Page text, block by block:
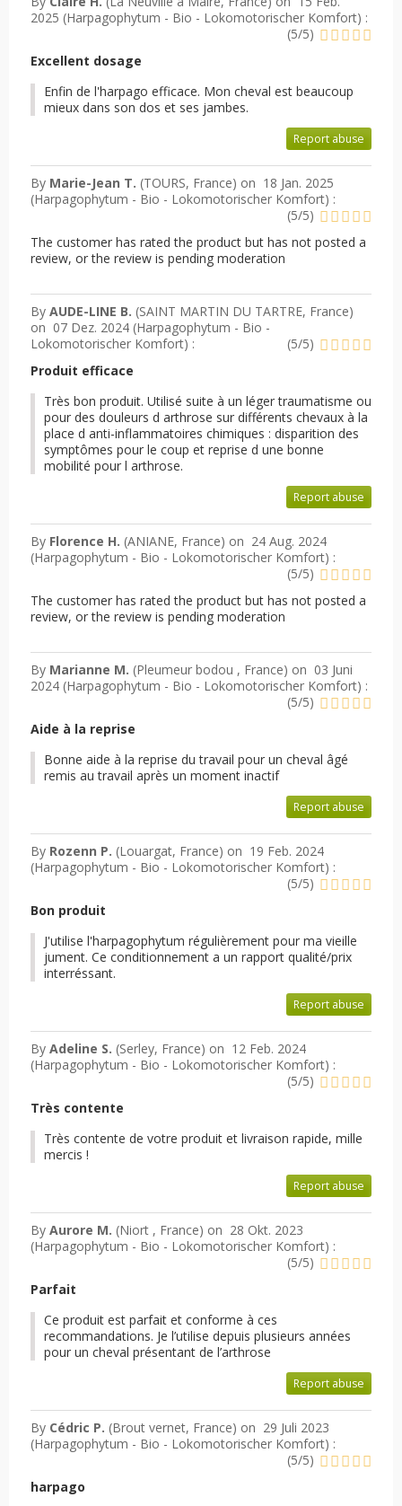
2025 (Harpagophytum - Bio - Lokomotorischer Komfort) :
(5/5)
Excellent dosage
Enfin de l'harpago efficace. Mon cheval est beaucoup
mieux dans son dos et ses jambes.
Report abuse
By Marie-Jean T. (TOURS, France) on 18 Jan. 2025
(Harpagophytum - Bio - Lokomotorischer Komfort) :
(5/5)
The customer has rated the product but has not posted a
review, or the review is pending moderation
By AUDE-LINE B. (SAINT MARTIN DU TARTRE, France)
on 07 Dez. 2024 (Harpagophytum - Bio -
Lokomotorischer Komfort) : (5/5)
Produit efficace
Très bon produit. Utilisé suite à un léger traumatisme ou
pour des douleurs d arthrose sur différents chevaux à la
place d anti-inflammatoires chimiques : disparition des
symptômes pour le coup et reprise d une bonne
mobilité pour l arthrose.
Report abuse
By Florence H. (ANIANE, France) on 24 Aug. 2024
(Harpagophytum - Bio - Lokomotorischer Komfort) :
(5/5)
The customer has rated the product but has not posted a
review, or the review is pending moderation
By Marianne M. (Pleumeur bodou , France) on 03 Juni
2024 (Harpagophytum - Bio - Lokomotorischer Komfort) :
(5/5)
Aide à la reprise
Bonne aide à la reprise du travail pour un cheval âgé
remis au travail après un moment inactif
Report abuse
By Rozenn P. (Louargat, France) on 19 Feb. 2024
(Harpagophytum - Bio - Lokomotorischer Komfort) :
(5/5)
Bon produit
J'utilise l'harpagophytum régulièrement pour ma vieille
jument. Ce conditionnement a un rapport qualité/prix
interréssant.
Report abuse
By Adeline S. (Serley, France) on 12 Feb. 2024
(Harpagophytum - Bio - Lokomotorischer Komfort) :
(5/5)
Très contente
Très contente de votre produit et livraison rapide, mille
mercis !
Report abuse
By Aurore M. (Niort , France) on 28 Okt. 2023
(Harpagophytum - Bio - Lokomotorischer Komfort) :
(5/5)
Parfait
Ce produit est parfait et conforme à ces
recommandations. Je l’utilise depuis plusieurs années
pour un cheval présentant de l’arthrose
Report abuse
By Cédric P. (Brout vernet, France) on 29 Juli 2023
(Harpagophytum - Bio - Lokomotorischer Komfort) :
(5/5)
harpago